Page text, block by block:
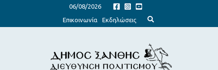
06/08/2026
Επικοινωνία
Εκδηλώσεις
x
d
s
e